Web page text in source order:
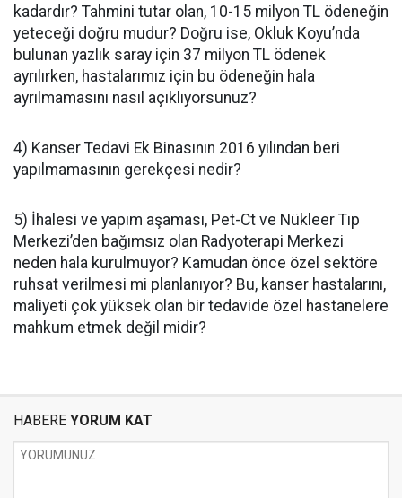
kadardır? Tahmini tutar olan, 10-15 milyon TL ödeneğin
yeteceği doğru mudur? Doğru ise, Okluk Koyu’nda
bulunan yazlık saray için 37 milyon TL ödenek
ayrılırken, hastalarımız için bu ödeneğin hala
ayrılmamasını nasıl açıklıyorsunuz?
4) Kanser Tedavi Ek Binasının 2016 yılından beri
yapılmamasının gerekçesi nedir?
5) İhalesi ve yapım aşaması, Pet-Ct ve Nükleer Tıp
Merkezi’den bağımsız olan Radyoterapi Merkezi
neden hala kurulmuyor? Kamudan önce özel sektöre
ruhsat verilmesi mi planlanıyor? Bu, kanser hastalarını,
maliyeti çok yüksek olan bir tedavide özel hastanelere
mahkum etmek değil midir?
HABERE YORUM KAT